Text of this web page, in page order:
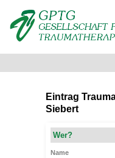
Eintrag
Siebert
Wer?
Name